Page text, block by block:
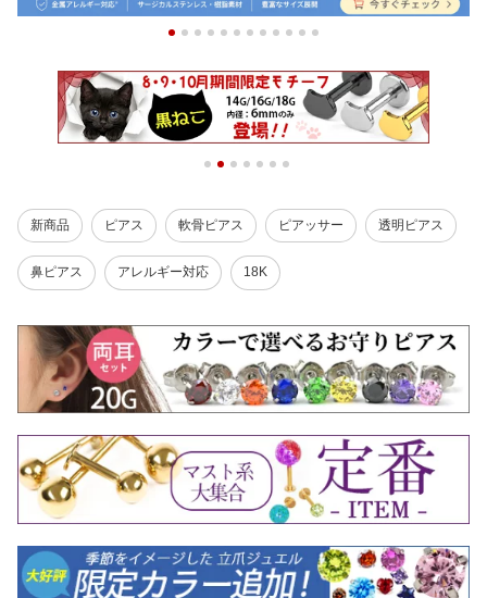
新商品 ピアス 軟骨ピアス ピアッサー 透明ピアス
鼻ピアス アレルギー対応 18K